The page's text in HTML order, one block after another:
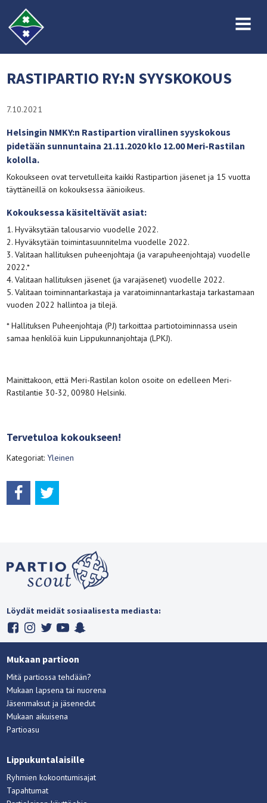
MENU
RASTIPARTIO RY:N SYYSKOKOUS
7.10.2021
Helsingin NMKY:n Rastipartion virallinen syyskokous
pidetään sunnuntaina 21.11.2020 klo 12.00 Meri-Rastilan
kololla.
Kokoukseen ovat tervetulleita kaikki Rastipartion jäsenet ja 15 vuotta
täyttäneillä on kokouksessa äänioikeus.
Kokouksessa käsiteltävät asiat:
1. Hyväksytään talousarvio vuodelle 2022.
2. Hyväksytään toimintasuunnitelma vuodelle 2022.
3. Valitaan hallituksen puheenjohtaja (ja varapuheenjohtaja) vuodelle
2022.*
4. Valitaan hallituksen jäsenet (ja varajäsenet) vuodelle 2022.
5. Valitaan toiminnantarkastaja ja varatoiminnantarkastaja tarkastamaan
vuoden 2022 hallintoa ja tilejä.
* Hallituksen Puheenjohtaja (PJ) tarkoittaa partiotoiminnassa usein
samaa henkilöä kuin Lippukunnanjohtaja (LPKJ).
Mainittakoon, että Meri-Rastilan kolon osoite on edelleen Meri-
Rastilantie 30-32, 00980 Helsinki.
Tervetuloa kokoukseen!
Kategoriat:Yleinen
Löydät meidät sosiaalisesta mediasta:
Mukaan partioon
Mitä partiossa tehdään?
Mukaan lapsena tai nuorena
Jäsenmaksut ja jäsenedut
Mukaan aikuisena
Partioasu
Lippukuntalaisille
Ryhmien kokoontumisajat
Tapahtumat